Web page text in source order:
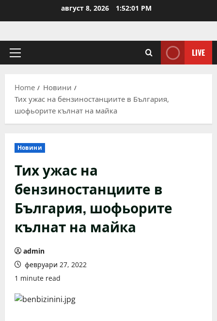
август 8, 2026 1:52:01 PM
Primary
LIVE
Home
Новини
Тих ужас на бензиностанциите в България,
шофьорите кълнат на майка
Новини
Тих ужас на
бензиностанциите в
България, шофьорите
кълнат на майка
admin
февруари 27, 2022
1 minute read